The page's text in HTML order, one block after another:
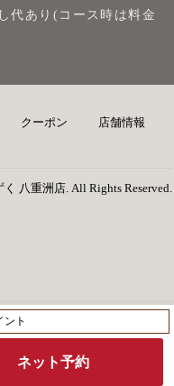
代あり(コース時は料金
クーポン 店舗情報
八重洲店. All Rights Reserved.
ント
ネット予約